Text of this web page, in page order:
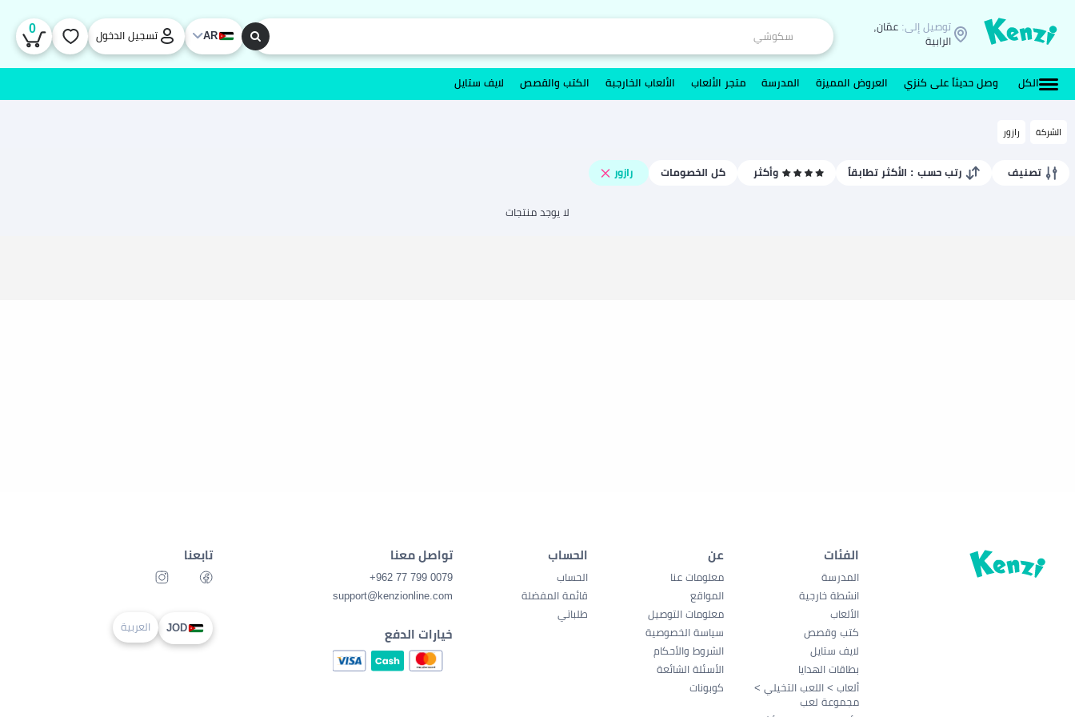
توصيل إلى: عمّان,
الرابية
AR تسجيل الدخول
0
الكل وصل حديثاً على كنزي العروض المميزة المدرسة متجر الألعاب الألعاب الخارجبة الكتب والقصص لايف ستايل
الشركة رازور
تصنيف رتب حسب : الأكثر تطابقاً وأكثر كل الخصومات رازور
لا يوجد منتجات
الفئات
المدرسة
انشطة خارجية
الألعاب
كتب وقصص
لايف ستايل
بطاقات الهدايا
ألعاب > اللعب التخيلي >
مجموعة لعب
عن
معلومات عنا
المواقع
معلومات التوصيل
سياسة الخصوصية
الشروط والأحكام
الأسئلة الشائعة
كوبونات
الحساب
الحساب
قائمة المفضلة
طلباتي
تواصل معنا
0079 799 77 962+
support@kenzionline.com
خيارات الدفع
تابعنا
JOD العربية